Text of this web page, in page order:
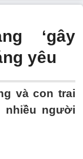
‘gây
yêu
và con trai
nhiều người